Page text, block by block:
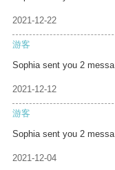
2021-12-22
游客
Sophia sent you 2 messa
2021-12-12
游客
Sophia sent you 2 messa
2021-12-04